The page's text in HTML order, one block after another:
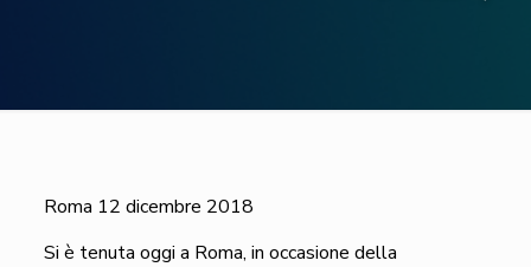
Roma 12 dicembre 2018
Si è tenuta oggi a Roma, in occasione della